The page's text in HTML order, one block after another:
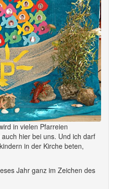
in vielen Pfarreien
hier bei uns. Und ich darf
in der Kirche beten,
Jahr ganz im Zeichen des